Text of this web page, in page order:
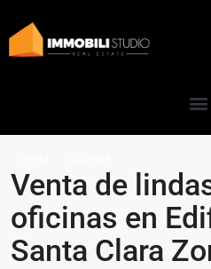
Venta de
oficinas en
Santa Clara